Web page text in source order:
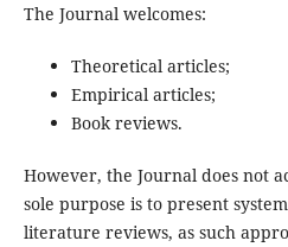
The Journal welcomes:
Theoretical articles;
Empirical articles;
Book reviews.
However, the Journal does not
sole purpose is to present
literature reviews, as such